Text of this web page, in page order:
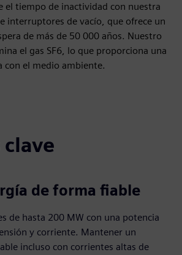
el tiempo de inactividad con nuestra
interruptores de vacío, que ofrece un
de más de 50 000 años. Nuestro
el gas SF6, lo que proporciona una
con el medio ambiente.
de forma fiable
de hasta 200 MW con una potencia
y corriente. Mantener un
incluso con corrientes altas de